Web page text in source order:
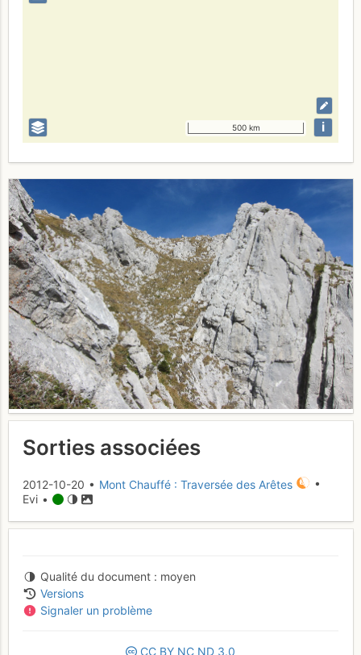
500 km i
Sorties associées
2012-10-20 • Mont Chauffé : Traversée des Arêtes
•
Evi •
Qualité du document
moyen
Versions
Signaler un problème
CC BY NC ND 3.0